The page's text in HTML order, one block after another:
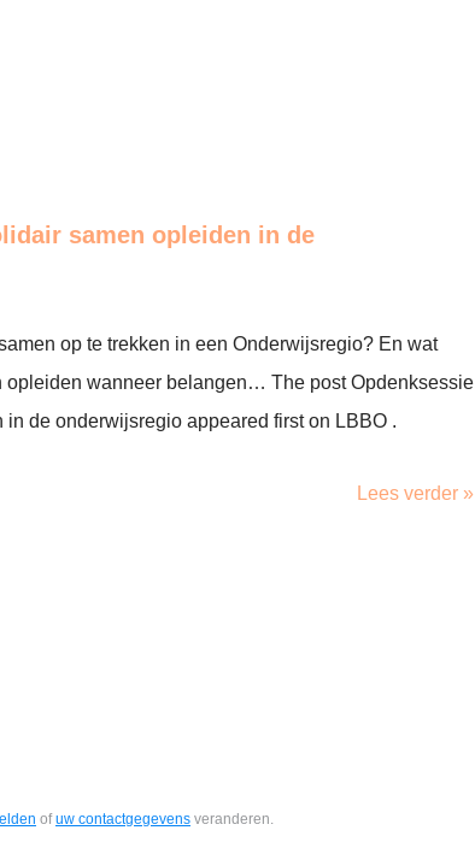
samen opleiden in de
op te trekken in een Onderwijsregio? En wat
opleiden wanneer belangen… The post Opdenksessie
de onderwijsregio appeared first on LBBO .
Lees verder »
ofuw contactgegevens veranderen.